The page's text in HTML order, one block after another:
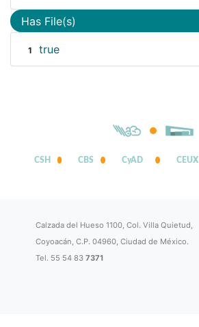
Has File(s)
1 true
CSH CBS CyAD CEUX
Calzada del Hueso 1100, Col. Villa Quietud,
Coyoacán, C.P. 04960, Ciudad de México.
Tel. 55 54 837371